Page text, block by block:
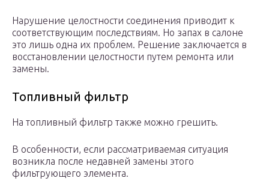
Нарушение целостности соединения приводит к
соответствующим последствиям. Но запах в салоне
это лишь одна их проблем. Решение заключается в
восстановлении целостности путем ремонта или
замены.
Топливный фильтр
На топливный фильтр также можно грешить.
В особенности, если рассматриваемая ситуация
возникла после недавней замены этого
фильтрующего элемента.